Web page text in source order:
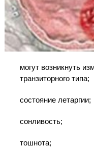
могут возникнуть
транзиторного типа;
состояние летаргии;
сонливость;
тошнота;